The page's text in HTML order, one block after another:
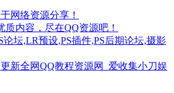
网络资源分享！
质内容，尽在QQ资源吧！
论坛,LR预设,PS插件,PS后期论坛,摄影
新全网QQ教程资源网_爱收集小刀娱